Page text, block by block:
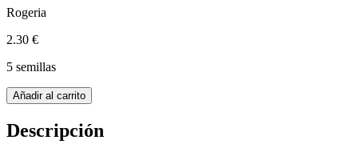
Rogeria
2.30 €
5 semillas
Añadir al carrito
Descripción